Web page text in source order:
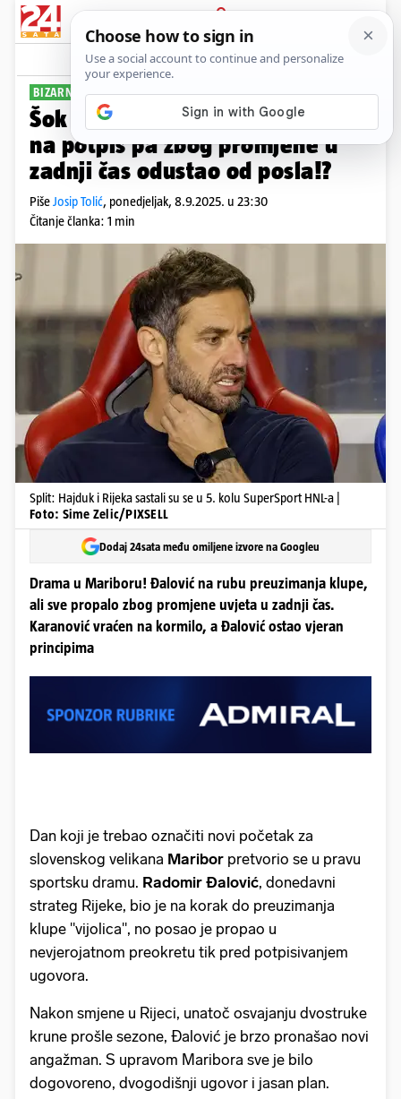
PRIJAVA
Sport Komentari
BIZARNA SITUACIJA
Šok u Mariboru: Đalović stigao
na potpis pa zbog promjene u
zadnji čas odustao od posla!?
PišeJosip Tolić, ponedjeljak, 8.9.2025. u 23:30
Čitanje članka: 1 min
Split: Hajduk i Rijeka sastali su se u 5. kolu SuperSport HNL-a |
Foto: Sime Zelic/PIXSELL
Dodaj 24sata među omiljene izvore na Googleu
Drama u Mariboru! Đalović na rubu preuzimanja klupe,
ali sve propalo zbog promjene uvjeta u zadnji čas.
Karanović vraćen na kormilo, a Đalović ostao vjeran
principima
Dan koji je trebao označiti novi početak za
slovenskog velikana Maribor pretvorio se u pravu
sportsku dramu. Radomir Đalović, donedavni
strateg Rijeke, bio je na korak do preuzimanja
klupe "vijolica", no posao je propao u
nevjerojatnom preokretu tik pred potpisivanjem
ugovora.
Nakon smjene u Rijeci, unatoč osvajanju dvostruke
krune prošle sezone, Đalović je brzo pronašao novi
angažman. S upravom Maribora sve je bilo
dogovoreno, dvogodišnji ugovor i jasan plan.